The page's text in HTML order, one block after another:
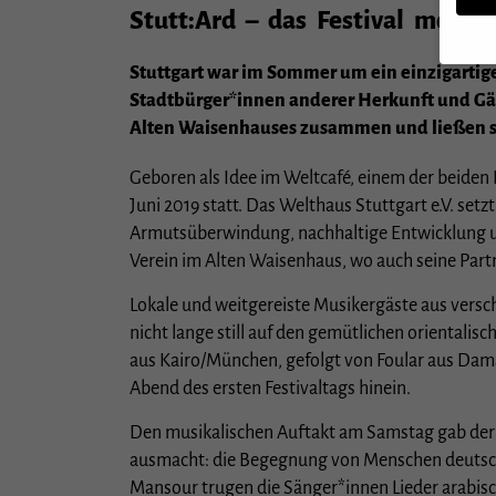
Stutt:Ard – das Festival
Stuttgart war im Sommer um ein
Stadtbürger*innen anderer Herkunft und
Alten Waisenhauses zusammen und ließen
Geboren als Idee im Weltcafé, einem der
Juni 2019 statt. Das Welthaus Stuttgart e.V.
Armutsüberwindung, nachhaltige Entwicklung
Verein im Alten Waisenhaus, wo auch seine
Lokale und weitgereiste Musikergäste aus
nicht lange still auf den gemütlichen
aus Kairo/München, gefolgt von Foular aus
Abend des ersten Festivaltags hinein.
Den musikalischen Auftakt am Samstag gab
ausmacht: die Begegnung von Menschen
Mansour trugen die Sänger*innen Lieder
Wenn
Wir
Hier